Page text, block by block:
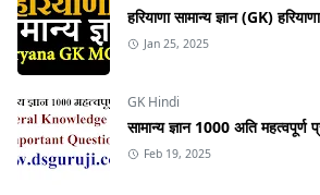
हरियाणा सामान्य ज्ञान (GK)
Jan 25, 2025
GK Hindi
सामान्य ज्ञान 1000 अति महत्वपूर्ण
Feb 19, 2025